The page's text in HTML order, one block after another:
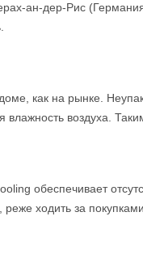
ан-дер-Рис
как на рынке.
воздуха.
обеспечивает
ходить за